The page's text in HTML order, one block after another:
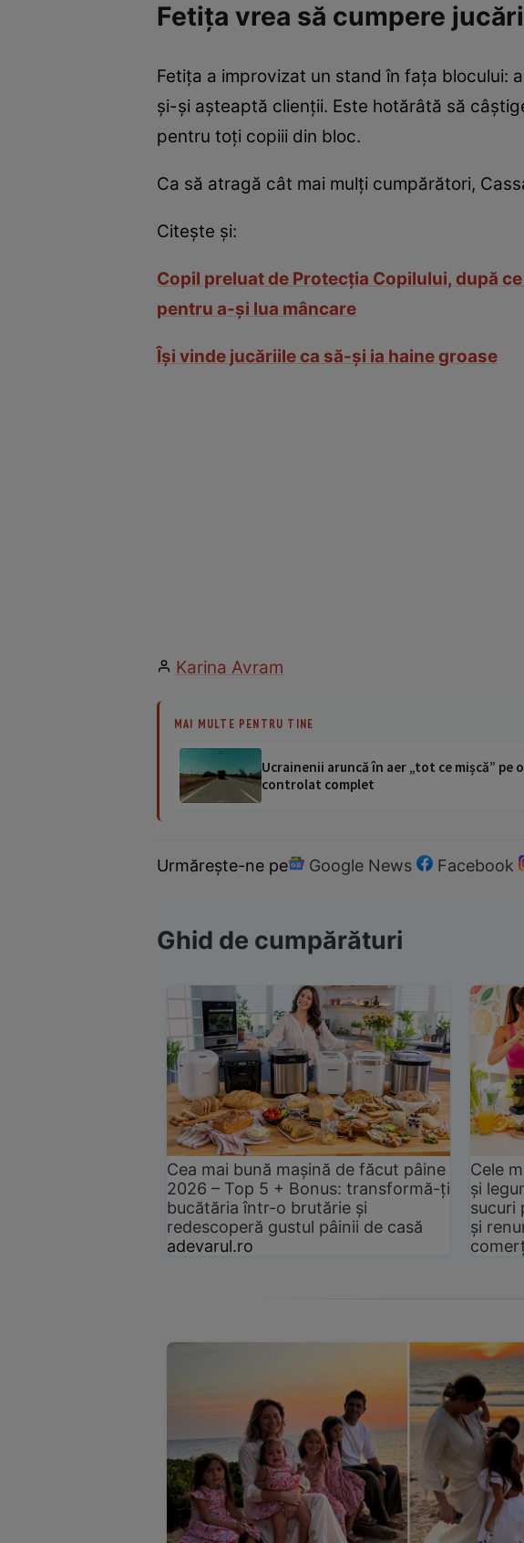
Fetița vrea să cumpere
Fetița a improvizat un stand în fața blocului:
și-și așteaptă clienții. Este hotărâtă să
pentru toți copiii din bloc.
Ca să atragă cât mai mulți cumpărători,
Citește și:
Copil preluat de Protecţia Copilului, după
pentru a-şi lua mâncare
Îşi vinde jucăriile ca să-şi ia haine groase
Karina Avram
MAI MULTE PENTRU TINE
Ucrainenii aruncă în aer „tot ce mișcă”
controlat complet
Urmărește-ne pe Google News Facebook
Ghid de cumpărături
Cea mai bună mașină de făcut pâine
2026 – Top 5 + Bonus: transformă-ți
bucătăria într-o brutărie și
redescoperă gustul pâinii de casă
adevarul.ro
Cele
și
sucuri
și